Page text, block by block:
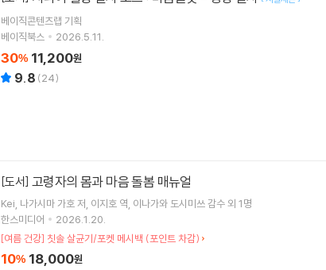
베이직콘텐츠랩 기획
베이직북스
2026.5.11.
30% 11,200원
9.8 (24)
[도서] 고령자의 몸과 마음 돌봄 매뉴얼
Kei 나가시마 가호저 이지호 역 이나가와 도시미쓰감수 외 1명
한스미디어
2026.1.20.
[여름 건강] 칫솔 살균기/포켓 메시백 (포인트 차감)
10% 18,000원